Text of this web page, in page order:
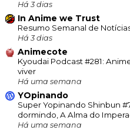
Há 3 dias
In Anime we Trust
Resumo Semanal de
Há 3 dias
Animecote
Kyoudai Podcast #281:
viver
Há uma semana
YOpinando
Super Yopinando Shinbun
dormindo, A Alma do
Há uma semana